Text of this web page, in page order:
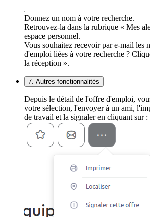
Donnez un nom à votre recherche.
Retrouvez-la dans la rubrique « Mes
espace personnel.
Vous souhaitez recevoir par e-mail les
d'emploi liées à votre recherche ?
la réception ».
7. Autres fonctionnalités
Depuis le détail de l'offre d'emploi,
votre sélection, l'envoyer à un ami,
de travail et la signaler en cliquant sur :